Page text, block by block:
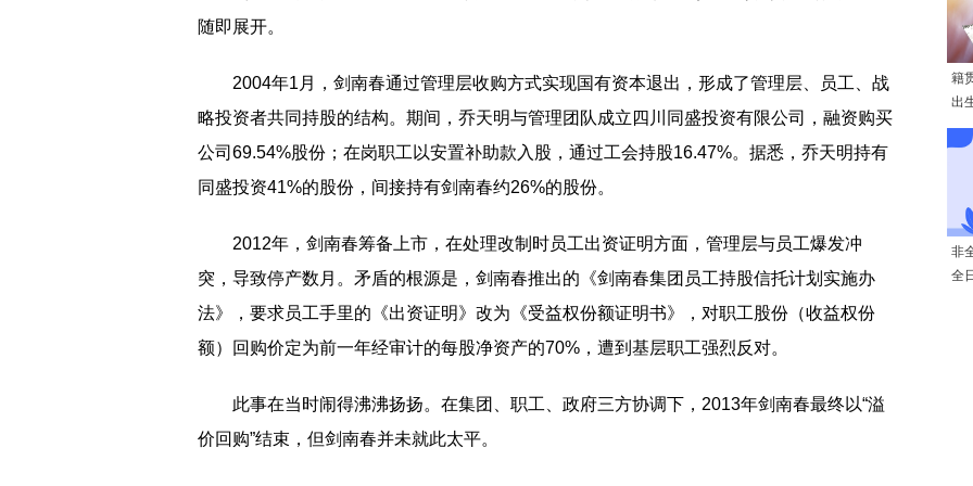
随即展开。
2004年1月，剑南春通过管理层收购方式实现国有资本退出，形成了管理层、员工、战
略投资者共同持股的结构。期间，乔天明与管理团队成立四川同盛投资有限公司，融资购买
公司69.54%股份；在岗职工以安置补助款入股，通过工会持股16.47%。据悉，乔天明持有
同盛投资41%的股份，间接持有剑南春约26%的股份。
2012年，剑南春筹备上市，在处理改制时员工出资证明方面，管理层与员工爆发冲
突，导致停产数月。矛盾的根源是，剑南春推出的《剑南春集团员工持股信托计划实施办
法》，要求员工手里的《出资证明》改为《受益权份额证明书》，对职工股份（收益权份
额）回购价定为前一年经审计的每股净资产的70%，遭到基层职工强烈反对。
此事在当时闹得沸沸扬扬。在集团、职工、政府三方协调下，2013年剑南春最终以“溢
价回购”结束，但剑南春并未就此太平。
籍
出
非
全